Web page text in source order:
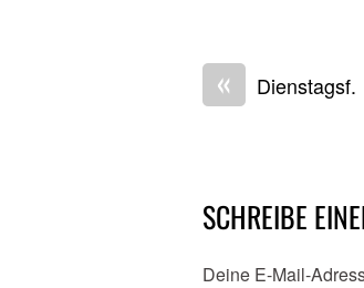
« Dienstagsf.
SCHREIBE
Deine E-Mail-